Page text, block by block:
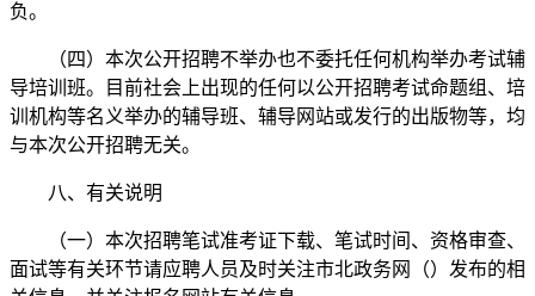
负。
（四）本次公开招聘不举办也不委托任何机构举办考试辅
导培训班。目前社会上出现的任何以公开招聘考试命题组、培
训机构等名义举办的辅导班、辅导网站或发行的出版物等，均
与本次公开招聘无关。
八、有关说明
（一）本次招聘笔试准考证下载、笔试时间、资格审查、
面试等有关环节请应聘人员及时关注市北政务网（）发布的相